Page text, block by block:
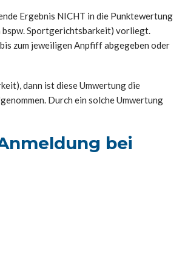
Ergebnis NICHT in die Punktewertung
bspw. Sportgerichtsbarkeit) vorliegt.
zum jeweiligen Anpfiff abgegeben oder
dann ist diese Umwertung die
Durch ein solche Umwertung
bei